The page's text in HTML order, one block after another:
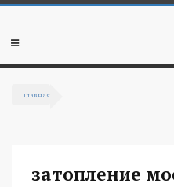
Перейти к основному содержанию
Мобильное
Главная
затопление